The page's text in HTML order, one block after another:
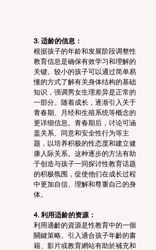
3. 适龄的信息：
根据孩子的年龄和发展阶段调整性
教育信息是确保有效学习和理解的
关键。较小的孩子可以通过简单易
懂的方式了解有关身体结构的基础
知识，强调男女生理差异是正常的
一部分。随着成长，逐渐引入关于
青春期、月经和生殖系统等概念的
更详细信息。青春期后，讨论可涵
盖关系、同意和安全性行为等主
题，以培养积极的性态度和建立健
康人际关系。这种逐步的方法有助
于创造与孩子一同探讨性教育话题
的积极氛围，促使他们在成长过程
中更加自信、理解和尊重自己的身
体。
4. 利用适龄的资源：
利用適齡的資源是性教育中的一個
關鍵策略。引入適合孩子年齡的書
籍、影片或教育網站有助於補充和